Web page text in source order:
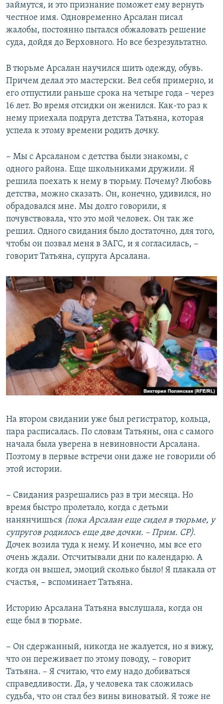
займутся, и это признание поможет ему вернуть
честное имя. Одновременно Арсалан писал
жалобы, постоянно пытался обжаловать решение
суда, дойдя до Верховного. Но все безрезультатно.
В тюрьме Арсалан научился шить одежду, обувь.
Причем делал это мастерски. Вел себя примерно, и
его отпустили раньше срока на четыре года – через
16 лет. Во время отсидки он женился. Как-то раз к
нему приехала подруга детства Татьяна, которая
успела к этому времени родить дочку.
− Мы с Арсаланом с детства были знакомы, с
одного района. Еще школьниками дружили. Я
решила поехать к нему в тюрьму. Почему? Любовь
детства, можно сказать. Он, конечно, удивился, но
обрадовался мне. Мы долго говорили, я
почувствовала, что это мой человек. Он так же
решил. Одного свидания было достаточно, для того,
чтобы он позвал меня в ЗАГС, и я согласилась, −
говорит Татьяна, супруга Арсалана.
На втором свидании уже был регистратор, кольца,
пара расписалась. По словам Татьяны, она с самого
начала была уверена в невиновности Арсалана.
Поэтому в первые встречи они даже не говорили об
этой истории.
− Свидания разрешались раз в три месяца. Но
время быстро пролетало, когда с детьми
нанянчишься (пока Арсалан еще сидел в тюрьме, у
супругов родилось еще две дочки. – Прим. СР).
Дочек возила туда к нему. И конечно, мы все его
очень ждали. Отсчитывали дни по календарю. А
когда он вышел, эмоций сколько было! Я плакала от
счастья, − вспоминает Татьяна.
Историю Арсалана Татьяна выслушала, когда он
еще был в тюрьме.
− Он сдержанный, никогда не жалуется, но я вижу,
что он переживает по этому поводу, − говорит
Татьяна. – Я считаю, что ему надо добиваться
справедливости. Да, у человека так сложилась
судьба, что он стал без вины виноватый. Я тоже не